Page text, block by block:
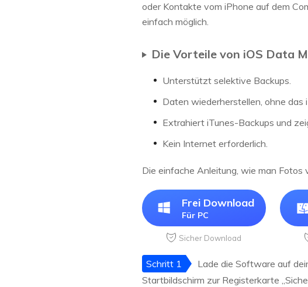
oder Kontakte vom iPhone auf dem
einfach möglich.
Die Vorteile von iOS Data
Unterstützt selektive Backups.
Daten wiederherstellen, ohne das
Extrahiert iTunes-Backups und
Kein Internet erforderlich.
Die einfache Anleitung, wie man Fotos
Frei Download
Für PC
Sicher Download
Schritt 1
Lade die Software auf
Startbildschirm zur Registerkarte